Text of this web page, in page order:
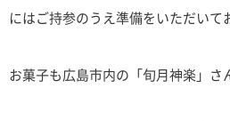
にはご持参のうえ準備をいただいて
お菓子も広島市内の「旬月神楽」さ